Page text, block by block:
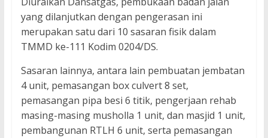
yang dilanjutkan dengan pengerasan ini
merupakan satu dari 10 sasaran fisik dalam
TMMD ke-111 Kodim 0204/DS.
Sasaran lainnya, antara lain pembuatan jembatan
4 unit, pemasangan box culvert 8 set,
pemasangan pipa besi 6 titik, pengerjaan rehab
masing-masing musholla 1 unit, dan masjid 1 unit,
pembangunan RTLH 6 unit, serta pemasangan